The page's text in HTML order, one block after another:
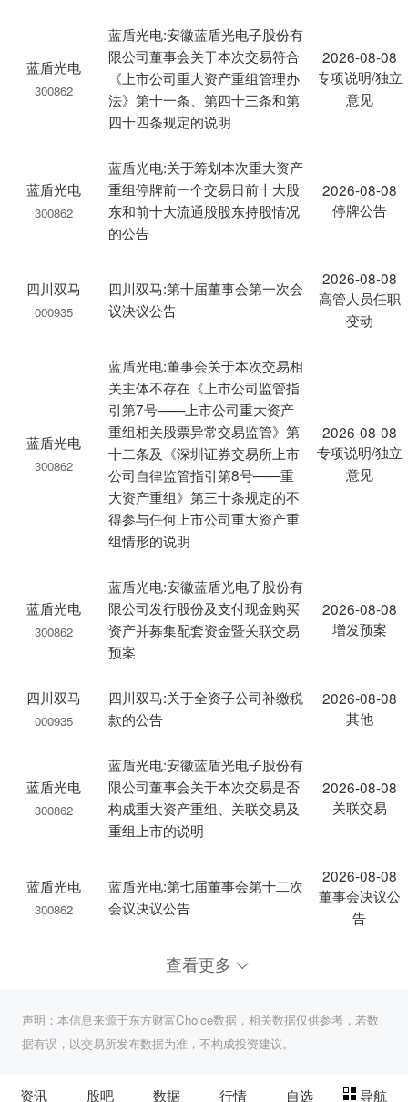
蓝盾光电
300862
蓝盾光电:安徽蓝盾光电子股份有
限公司董事会关于本次交易符合
《上市公司重大资产重组管理办
法》第十一条、第四十三条和第
四十四条规定的说明
2026-08-08
专项说明/独立
意见
蓝盾光电
300862
蓝盾光电:关于筹划本次重大资产
重组停牌前一个交易日前十大股
东和前十大流通股股东持股情况
的公告
2026-08-08
停牌公告
四川双马
000935
四川双马:第十届董事会第一次会
议决议公告
2026-08-08
高管人员任职
变动
蓝盾光电
300862
蓝盾光电:董事会关于本次交易相
关主体不存在《上市公司监管指
引第7号——上市公司重大资产
重组相关股票异常交易监管》第
十二条及《深圳证券交易所上市
公司自律监管指引第8号——重
大资产重组》第三十条规定的不
得参与任何上市公司重大资产重
组情形的说明
2026-08-08
专项说明/独立
意见
蓝盾光电
300862
蓝盾光电:安徽蓝盾光电子股份有
限公司发行股份及支付现金购买
资产并募集配套资金暨关联交易
预案
2026-08-08
增发预案
四川双马
000935
四川双马:关于全资子公司补缴税
款的公告
2026-08-08
其他
蓝盾光电
300862
蓝盾光电:安徽蓝盾光电子股份有
限公司董事会关于本次交易是否
构成重大资产重组、关联交易及
重组上市的说明
2026-08-08
关联交易
蓝盾光电
300862
蓝盾光电:第七届董事会第十二次
会议决议公告
2026-08-08
董事会决议公
告
查看更多
声明：本信息来源于东方财富Choice数据，相关数据仅供参考，若数
据有误，以交易所发布数据为准，不构成投资建议。
资讯 股吧 数据 行情 自选 导航